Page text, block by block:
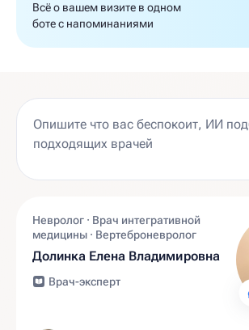
Всё о вашем визите в одном
боте с напоминаниями
Невролог · Врач интегративной
медицины · Вертеброневролог
Долинка Елена Владимировна
Врач-эксперт